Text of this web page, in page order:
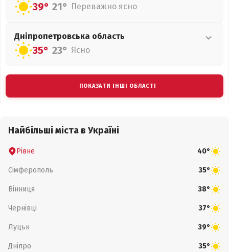
39° 21° Переважно ясно
Дніпропетровська область
35° 23° Ясно
ПОКАЗАТИ ІНШІ ОБЛАСТІ
Найбільші міста в Україні
Рівне 40°
Сімферополь 35°
Вінниця 38°
Чернівці 37°
Луцьк 39°
Дніпро 35°